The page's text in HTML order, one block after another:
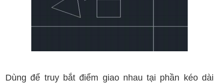
Dùngđể truy bắtđiểm giao nhau tại phần kéodài